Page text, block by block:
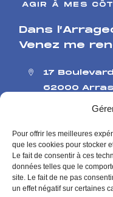
Pour offrir les meilleures
que les cookies pour stocker
Le fait de consentir à ces
données telles que le
site. Le fait de ne pas
un effet négatif sur certaines
AGIR À MES
Dans
Venez me
17
62000 Arras
126 rue de
Me
Contact
Mentions Légales